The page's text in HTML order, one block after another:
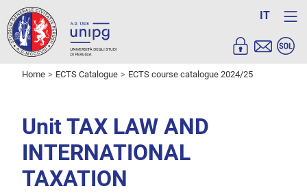
IT
Home ECTS Catalogue ECTS course catalogue 2024/25
Unit TAX LAW AND
INTERNATIONAL
TAXATION